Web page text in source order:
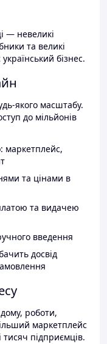
— невеликі
та великі
бізнес.
якого масштабу.
до мільйонів
маркетплейс,
та цінами в
та видачею
введення
досвід
роботи,
маркетплейс
тисяч підприємців.